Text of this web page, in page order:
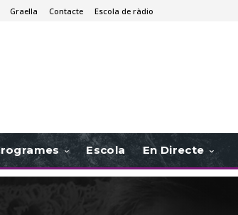
Graella Contacte Escola de ràdio
Escola En Directe